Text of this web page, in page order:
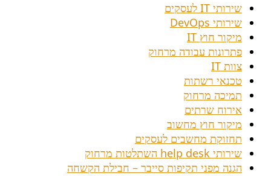
שירותי IT לעסקים
שירותי DevOps
מיקור חוץ IT
פתרונות עבודה מרחוק
צוות IT
טכנאי רשתות
תמיכה מרחוק
אירוח שרתים
מיקור חוץ מחשוב
תחזוקת מחשבים לעסקים
שירותי help desk השתלטות מרחוק
הגנה מפני תקיפות סייבר – חבילת הקשחה